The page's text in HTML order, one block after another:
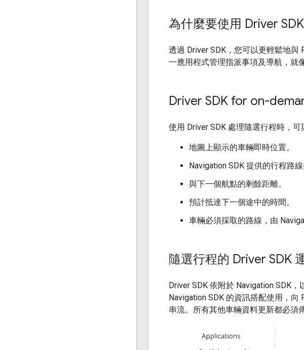
為什麼要使用 Driver
透過 Driver SDK，您可以更輕鬆地與
一應用程式管理指派事項及導航，就
Driver SDK for on-
使用 Driver SDK 處理隨選行程時，可
地圖上顯示的車輛即時位置。
Navigation SDK 提供的行程路線
與下一個航點的剩餘距離。
預計抵達下一個途中的時間。
車輛必須採取的路線，由
隨選行程的 Driver SDK
Driver SDK 依附於 Navigation SDK
Navigation SDK 的資訊搭配使用，
串流。所有其他車輛資料更新都必須